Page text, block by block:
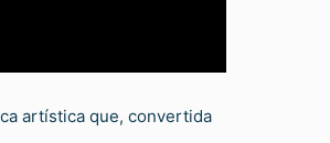
artística que, convertida